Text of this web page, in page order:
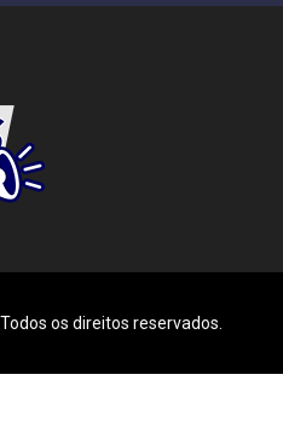
os direitos reservados.